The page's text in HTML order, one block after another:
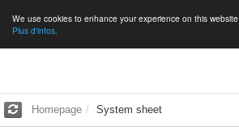
We use cookies to enhance your experience on this website
Plus d'infos.
Homepage System sheet